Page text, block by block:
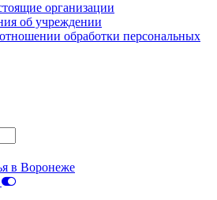
организации
об учреждении
обработки персональных
в Воронеже